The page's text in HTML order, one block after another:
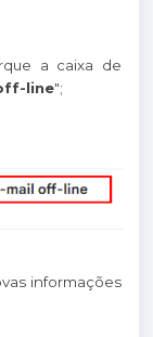
a caixa de
line";
informações